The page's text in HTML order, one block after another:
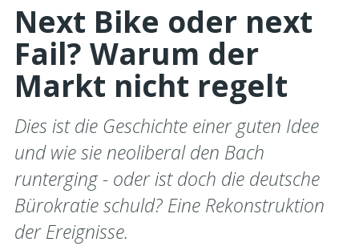
Next Bike oder next
Fail? Warum der
Markt nicht regelt
Dies ist die Geschichte einer guten Idee
und wie sie neoliberal den Bach
runterging - oder ist doch die deutsche
Bürokratie schuld? Eine Rekonstruktion
der Ereignisse.